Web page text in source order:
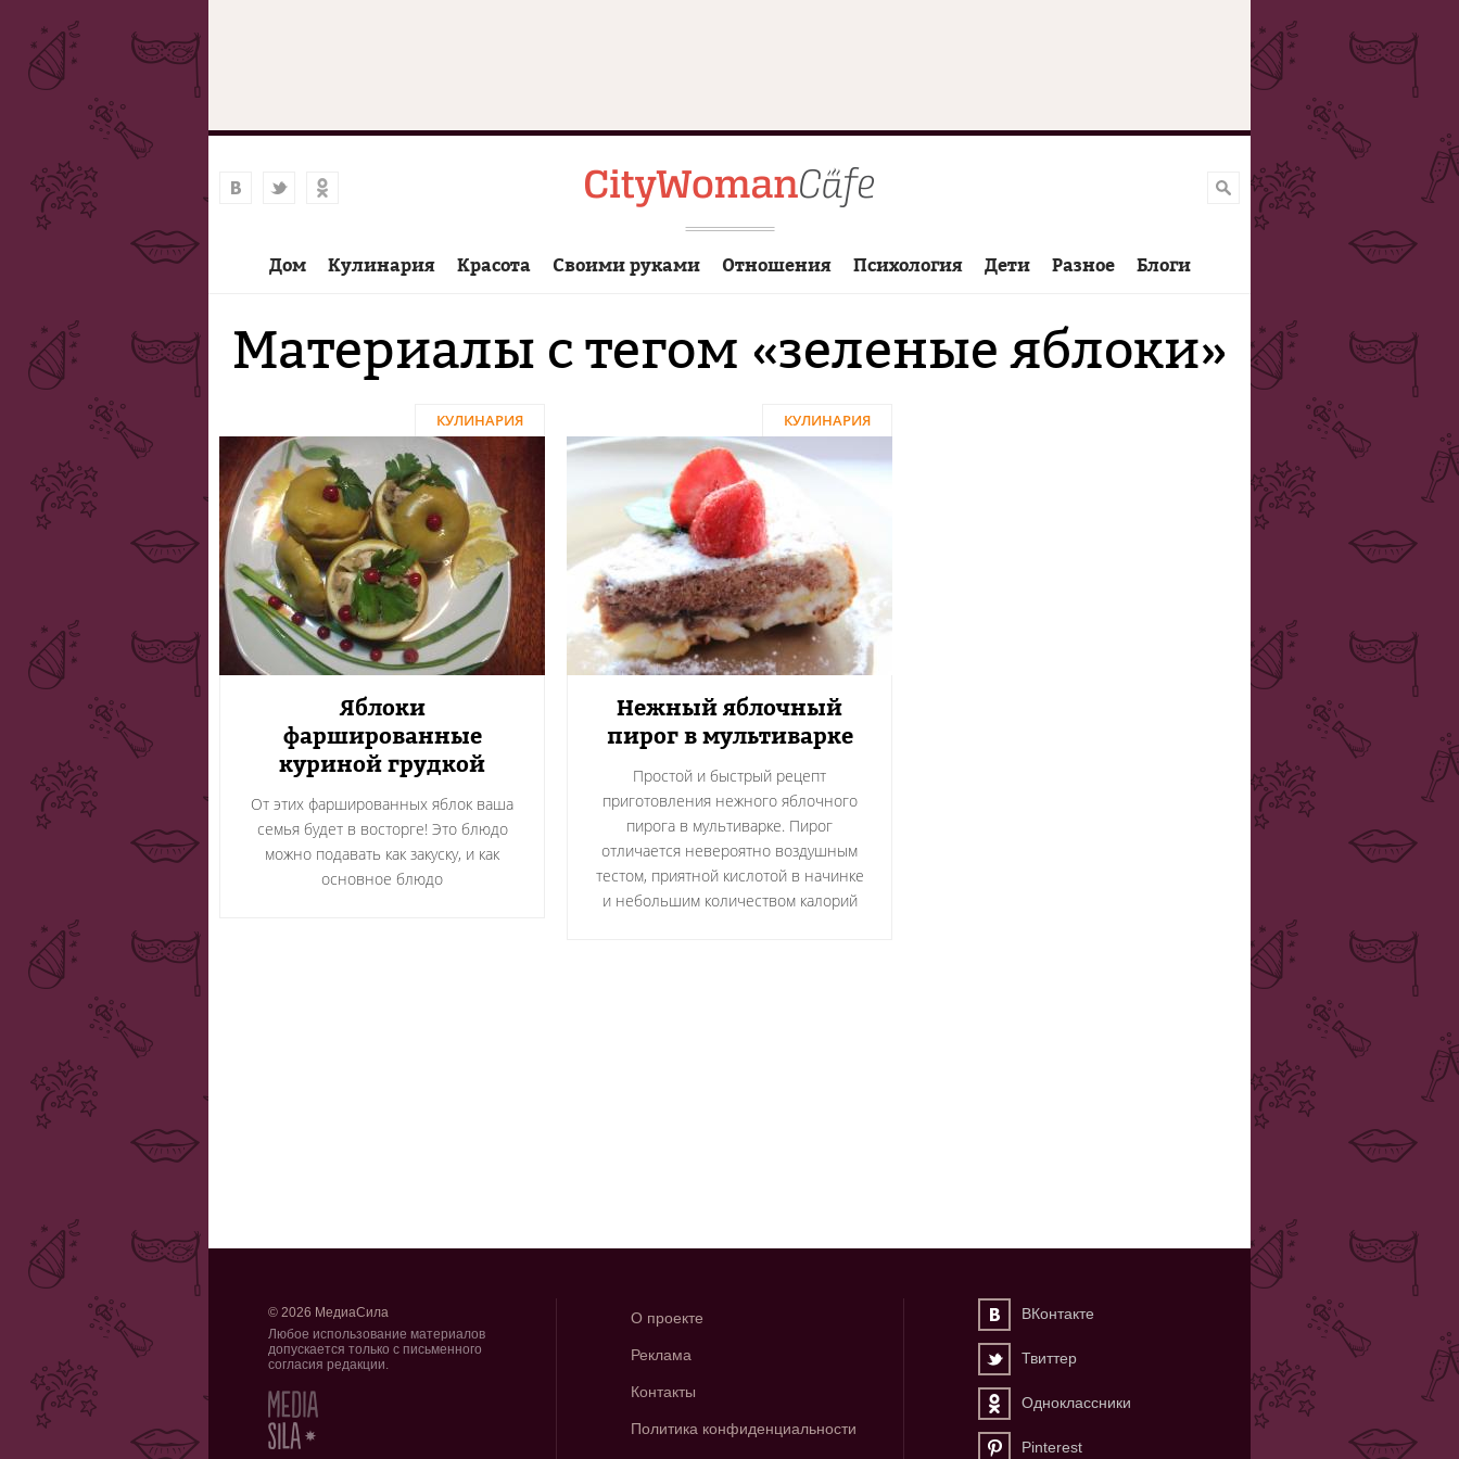
Дом Кулинария Красота Своими руками Отношения Психология Дети Разное Блоги
Материалы с тегом «зеленые яблоки»
КУЛИНАРИЯ
Яблоки
фаршированные
куриной грудкой
От этих фаршированных яблок ваша
семья будет в восторге! Это блюдо
можно подавать как закуску, и как
основное блюдо
КУЛИНАРИЯ
Нежный яблочный
пирог в мультиварке
Простой и быстрый рецепт
приготовления нежного яблочного
пирога в мультиварке. Пирог
отличается невероятно воздушным
тестом, приятной кислотой в начинке
и небольшим количеством калорий
© 2026 МедиаСила
Любое использование материалов
допускается только с письменного
согласия редакции.
О проекте
Реклама
Контакты
Политика конфиденциальности
ВКонтакте
Твиттер
Одноклассники
Pinterest